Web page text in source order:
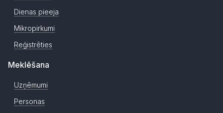
Dienas pieeja
Mikropirkumi
Reģistrēties
Meklēšana
Uzņēmumi
Personas